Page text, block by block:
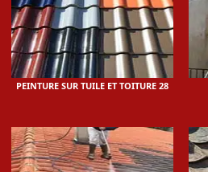
PEINTURE SUR TUILE ET TOITURE 28